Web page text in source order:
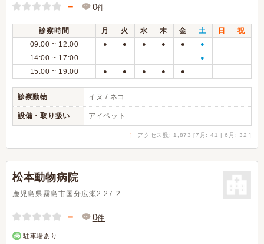
－ 0件
診察時間 月 火 水 木 金 土 日
祝
09:00 ~ 12:00
● ● ● ● ● ●
14:00 ~ 17:00 ●
15:00 ~ 19:00 ● ● ● ● ●
診察動物 イヌ / ネコ
設備・取り扱い アイペット
↑ アクセス数: 1,873 [7月: 41 | 6月: 32 ]
松本動物病院
鹿児島県霧島市国分広瀬2-27-2
－ 0件
駐車場あり